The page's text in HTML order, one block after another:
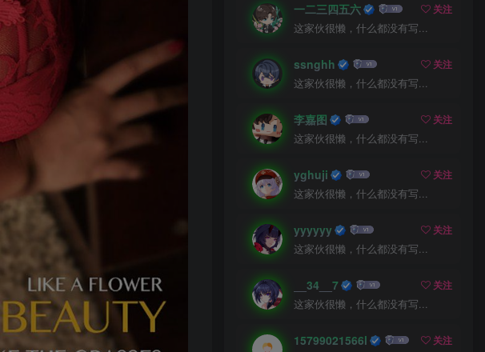
一二三四五六
关注
这家伙很懒，什么都没有写...
ssnghh
关注
这家伙很懒，什么都没有写...
李嘉图
关注
这家伙很懒，什么都没有写...
yghuji
关注
这家伙很懒，什么都没有写...
yyyyyy
关注
这家伙很懒，什么都没有写...
__34__7
关注
这家伙很懒，什么都没有写...
15799021566l
关注